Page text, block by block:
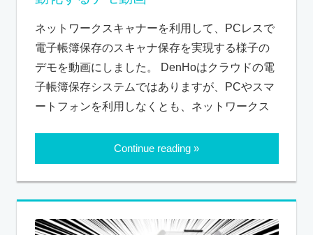
ネットワークスキャナーを利用して、PCレスで
電子帳簿保存のスキャナ保存を実現する様子の
デモを動画にしました。 DenHoはクラウドの電
子帳簿保存システムではありますが、PCやスマ
ートフォンを利用しなくとも、ネットワークス
Continue reading